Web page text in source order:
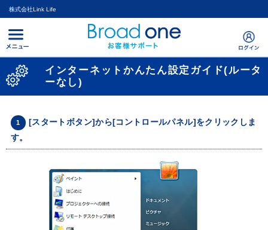
株式会社Link Life
インターネットかんたん設定ガイド(ルータ
ーなし)
1
[スタートボタン]から[コントロールパネル]をクリックしま
す。